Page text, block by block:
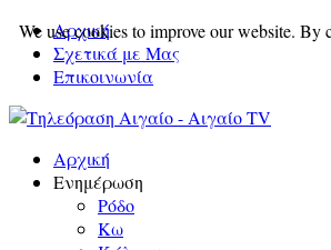
Αρχική
Σχετικά με Μας
Επικοινωνία
Αρχική
Ενημέρωση
Ρόδο
Κω
We use cookies to improve our website.